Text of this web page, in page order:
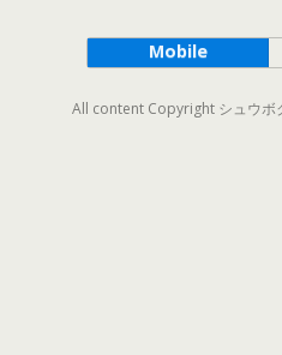
Mobile
All content Copyright シュウボ